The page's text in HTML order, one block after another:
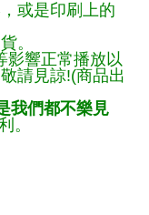
或是印刷上的
。
影響正常播放以
請見諒!(商品出
我們都不樂見
。